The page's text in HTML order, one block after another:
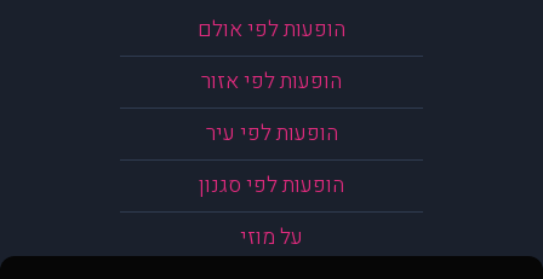
הופעות לפי אולם
הופעות לפי אזור
הופעות לפי עיר
הופעות לפי סגנון
על מוזי